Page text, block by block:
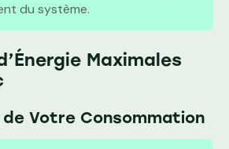
du système.
Maximales
Votre Consommation